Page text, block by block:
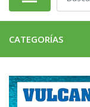
CATEGORÍAS